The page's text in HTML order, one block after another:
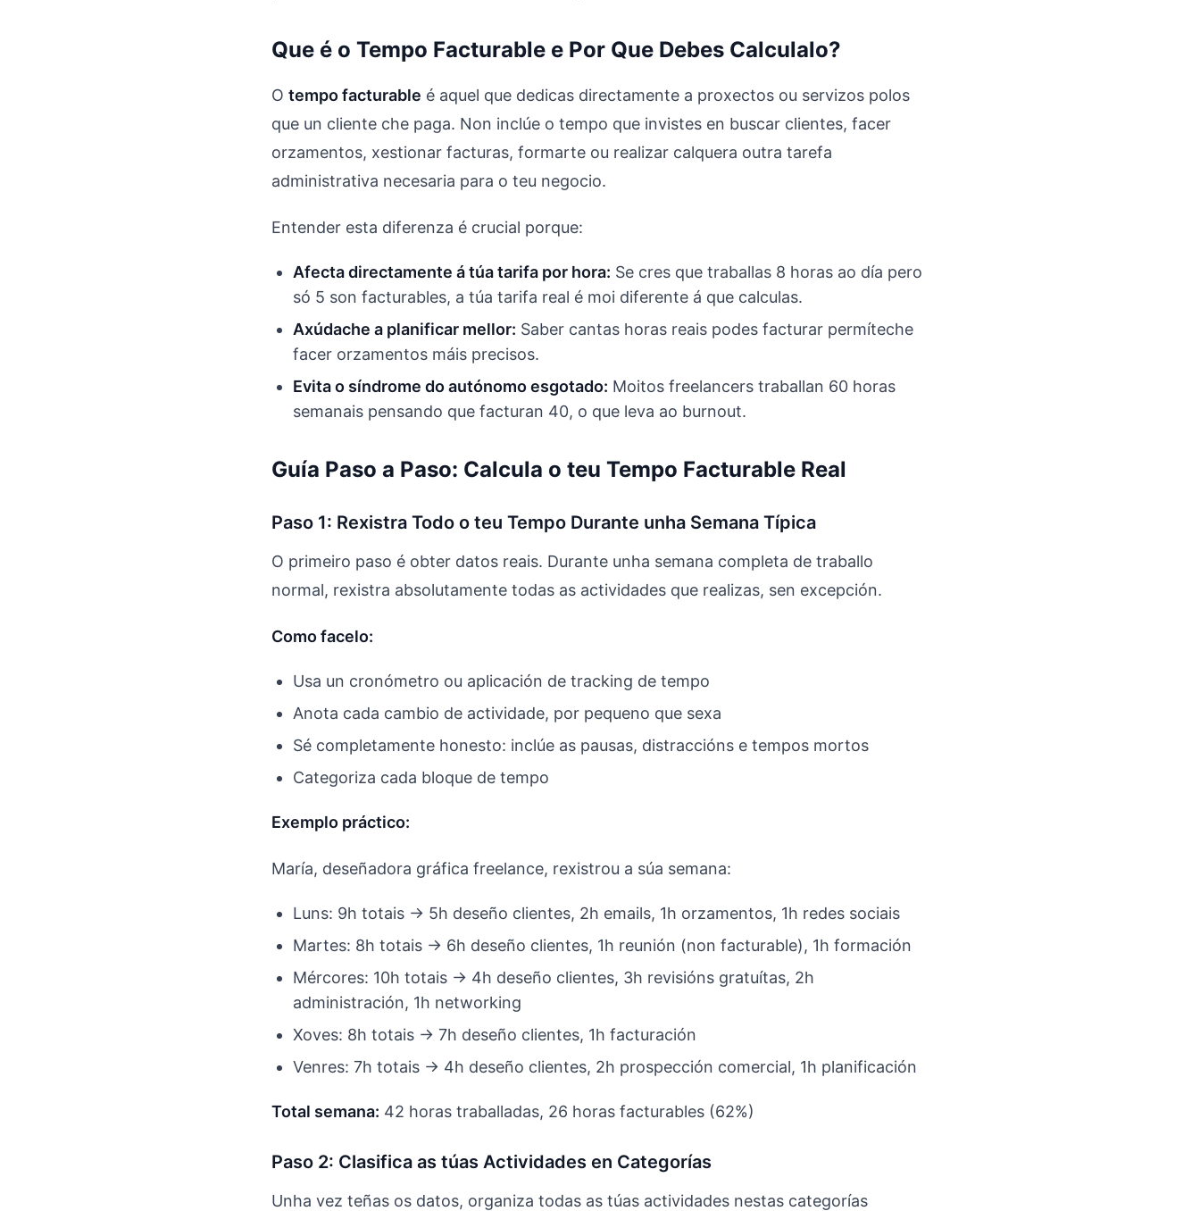
Que é o Tempo Facturable e Por Que Debes Calculalo?
O tempo facturable é aquel que dedicas directamente a proxectos ou servizos polos
que un cliente che paga. Non inclúe o tempo que invistes en buscar clientes, facer
orzamentos, xestionar facturas, formarte ou realizar calquera outra tarefa
administrativa necesaria para o teu negocio.
Entender esta diferenza é crucial porque:
Afecta directamente á túa tarifa por hora: Se cres que traballas 8 horas ao día pero
só 5 son facturables, a túa tarifa real é moi diferente á que calculas.
Axúdache a planificar mellor: Saber cantas horas reais podes facturar permíteche
facer orzamentos máis precisos.
Evita o síndrome do autónomo esgotado: Moitos freelancers traballan 60 horas
semanais pensando que facturan 40, o que leva ao burnout.
Guía Paso a Paso: Calcula o teu Tempo Facturable Real
Paso 1: Rexistra Todo o teu Tempo Durante unha Semana Típica
O primeiro paso é obter datos reais. Durante unha semana completa de traballo
normal, rexistra absolutamente todas as actividades que realizas, sen excepción.
Como facelo:
Usa un cronómetro ou aplicación de tracking de tempo
Anota cada cambio de actividade, por pequeno que sexa
Sé completamente honesto: inclúe as pausas, distraccións e tempos mortos
Categoriza cada bloque de tempo
Exemplo práctico:
María, deseñadora gráfica freelance, rexistrou a súa semana:
Luns: 9h totais → 5h deseño clientes, 2h emails, 1h orzamentos, 1h redes sociais
Martes: 8h totais → 6h deseño clientes, 1h reunión (non facturable), 1h formación
Mércores: 10h totais → 4h deseño clientes, 3h revisións gratuítas, 2h
administración, 1h networking
Xoves: 8h totais → 7h deseño clientes, 1h facturación
Venres: 7h totais → 4h deseño clientes, 2h prospección comercial, 1h planificación
Total semana: 42 horas traballadas, 26 horas facturables (62%)
Paso 2: Clasifica as túas Actividades en Categorías
Unha vez teñas os datos, organiza todas as túas actividades nestas categorías